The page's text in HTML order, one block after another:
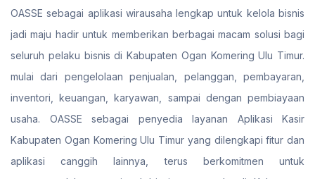
OASSE sebagai aplikasi wirausaha lengkap untuk kelola bisnis
jadi maju hadir untuk memberikan berbagai macam solusi bagi
seluruh pelaku bisnis di Kabupaten Ogan Komering Ulu Timur.
mulai dari pengelolaan penjualan, pelanggan, pembayaran,
inventori, keuangan, karyawan, sampai dengan pembiayaan
usaha. OASSE sebagai penyedia layanan Aplikasi Kasir
Kabupaten Ogan Komering Ulu Timur yang dilengkapi fitur dan
aplikasi canggih lainnya, terus berkomitmen untuk